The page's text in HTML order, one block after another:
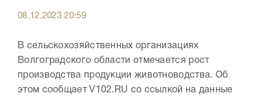
08.12.2023 20:59
В сельскохозяйственных организациях
Волгоградского области отмечается рост
производства продукции животноводства. Об
этом сообщает V102.RU со ссылкой на данные